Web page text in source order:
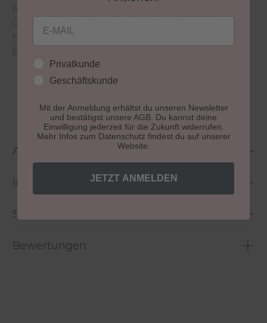
Recolution Textur einem Nagellack.
Haltbarkeit und schnellere Ablösung sind die
Ergebnisse der intensiven Überarbeitung.
Aushärtung:
Größe: 10 ml
Anwendung
Inhaltsstoffe
Sicherheitshinweise
Bewertungen
Email
Kundengruppe
Privatkunde
Geschäftskunde
Mit der Anmeldung erhältst du unseren Newsletter
und bestätigst unsere AGB. Du kannst deine
Einwilligung jederzeit für die Zukunft widerrufen.
Mehr Infos zum Datenschutz findest du auf unserer
Website.
JETZT ANMELDEN